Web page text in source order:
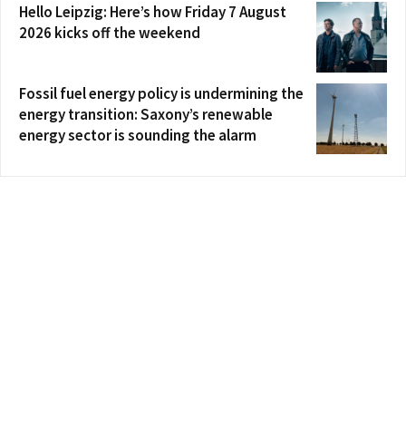
Hello Leipzig: Here’s how Friday 7 August
2026 kicks off the weekend
Fossil fuel energy policy is undermining the
energy transition: Saxony’s renewable
energy sector is sounding the alarm